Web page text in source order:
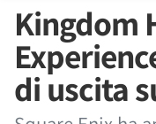
Kingdom
di uscita